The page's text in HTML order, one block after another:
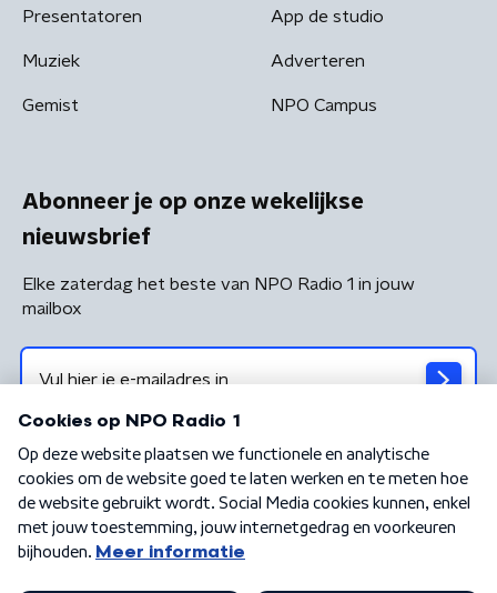
Presentatoren
Muziek
Gemist
App de studio
Adverteren
NPO Campus
Abonneer je op onze wekelijkse
nieuwsbrief
Elke zaterdag het beste van NPO Radio 1 in jouw
mailbox
Algemene voorwaarden Privacybeleid